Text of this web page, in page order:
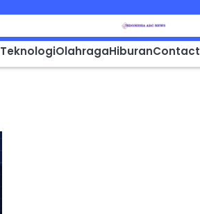
TeknologiOlahragaHiburanContact